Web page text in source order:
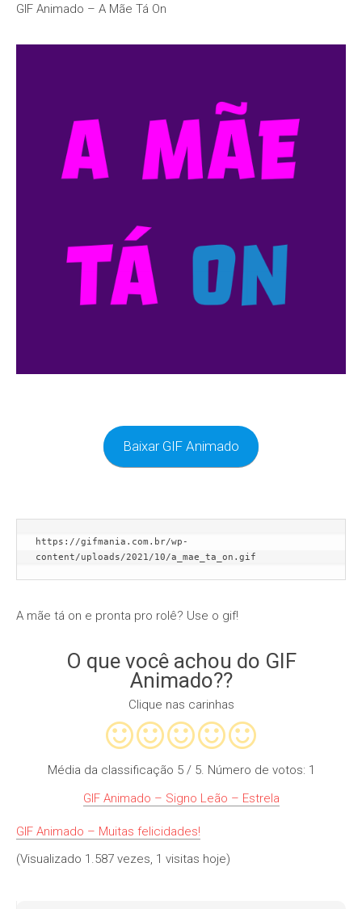
GIF Animado – A Mãe Tá On
Baixar GIF Animado
https://gifmania.com.br/wp-
content/uploads/2021/10/a_mae_ta_on.gif
A mãe tá on e pronta pro rolê? Use o gif!
O que você achou do GIF
Animado??
Clique nas carinhas
Média da classificação 5/ 5. Número de votos: 1
GIF Animado – Signo Leão – Estrela
GIF Animado – Muitas felicidades!
(Visualizado 1.587 vezes, 1 visitas hoje)